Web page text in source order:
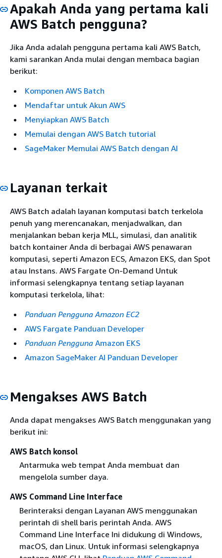
Apakah Anda yang pertama kali
AWS Batch pengguna?
Jika Anda adalah pengguna pertama kali AWS Batch,
kami sarankan Anda mulai dengan membaca bagian
berikut:
Komponen AWS Batch
Mendaftar untuk Akun AWS
Menyiapkan AWS Batch
Memulai dengan AWS Batch tutorial
SageMaker Memulai AWS Batch dengan AI
Layanan terkait
AWS Batch adalah layanan komputasi batch terkelola
penuh yang merencanakan, menjadwalkan, dan
menjalankan beban kerja MLL, simulasi, dan analitik
batch kontainer Anda di berbagai AWS penawaran
komputasi, seperti Amazon ECS, Amazon EKS, dan Spot
atau Instans. AWS Fargate On-Demand Untuk
informasi selengkapnya tentang setiap layanan
komputasi terkelola, lihat:
Panduan Pengguna Amazon EC2
AWS Fargate Panduan Developer
Panduan Pengguna Amazon EKS
Amazon SageMaker AI Panduan Developer
Mengakses AWS Batch
Anda dapat mengakses AWS Batch menggunakan yang
berikut ini:
AWS Batch konsol
Antarmuka web tempat Anda membuat dan
mengelola sumber daya.
AWS Command Line Interface
Berinteraksi dengan Layanan AWS menggunakan
perintah di shell baris perintah Anda. AWS
Command Line Interface Ini didukung di Windows,
macOS, dan Linux. Untuk informasi selengkapnya